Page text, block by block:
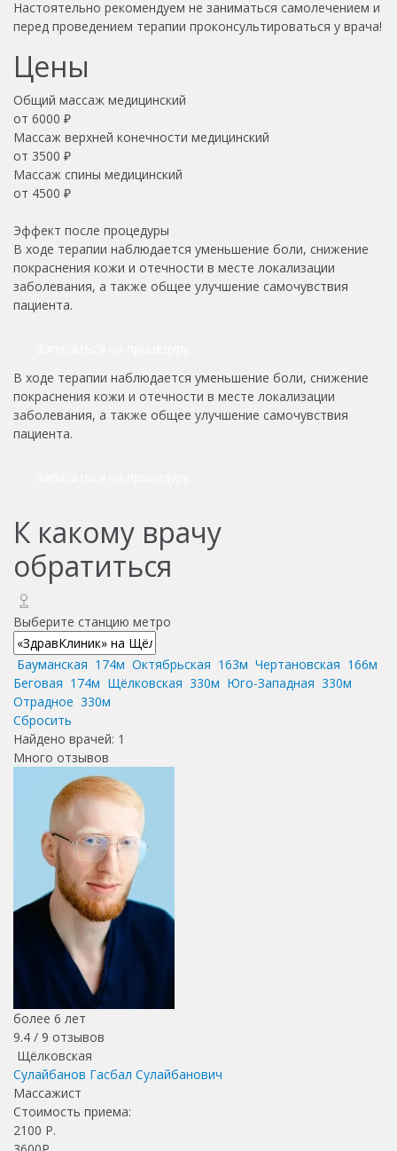
Настоятельно рекомендуем не заниматься самолечением и
перед проведением терапии проконсультироваться у врача!
Цены
Общий массаж медицинский
от 6000 ₽
Массаж верхней конечности медицинский
от 3500 ₽
Массаж спины медицинский
от 4500 ₽
Эффект после процедуры
В ходе терапии наблюдается уменьшение боли, снижение
покраснения кожи и отечности в месте локализации
заболевания, а также общее улучшение самочувствия
пациента.
В ходе терапии наблюдается уменьшение боли, снижение
покраснения кожи и отечности в месте локализации
заболевания, а также общее улучшение самочувствия
пациента.
К какому врачу
обратиться
Выберите станцию метро
Бауманская 174м Октябрьская 163м Чертановская 166м
Беговая 174м Щёлковская 330м Юго-Западная 330м
Отрадное 330м
Сбросить
Найдено врачей: 1
Много отзывов
более 6 лет
9.4 / 9 отзывов
Щёлковская
Сулайбанов Гасбал Сулайбанович
Массажист
Стоимость приема:
2100 Р.